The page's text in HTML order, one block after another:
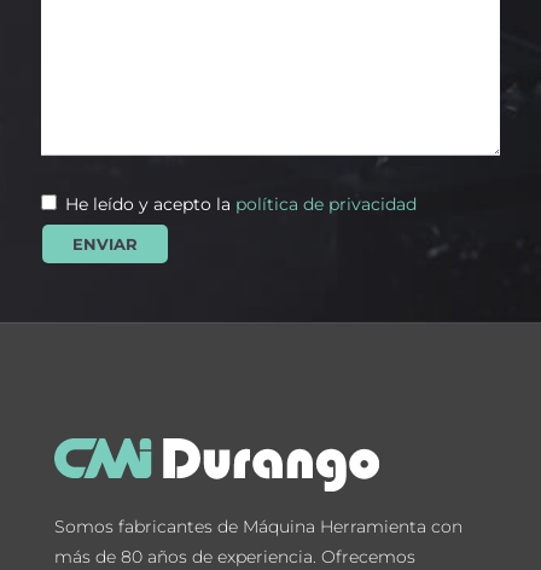
He leído y acepto la política de privacidad
Somos fabricantes de Máquina Herramienta con
más de 80 años de experiencia. Ofrecemos